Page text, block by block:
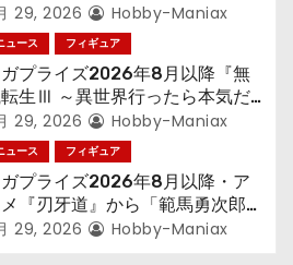
年働くことになっっちゃった
リーレン」を立体化！
29, 2026 Hobby-Maniax
ュース フィギュア
プライズ2026年8月以降『無
生Ⅲ ～異世界行ったら本気だ
』から「ロキシー」のフィギュ
登場！
29, 2026 Hobby-Maniax
ュース フィギュア
プライズ2026年8月以降・ア
『刃牙道』から「範馬勇次郎」
場ッッ!!
29, 2026 Hobby-Maniax